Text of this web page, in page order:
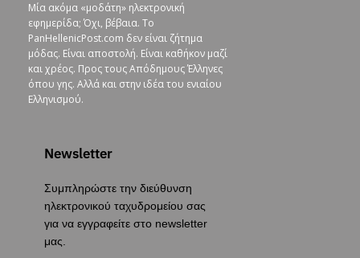
Μία ακόμα «μοδάτη» ηλεκτρονική
εφημερίδα; Όχι, βέβαια. To
PanHellenicPost.com δεν είναι ζήτημα
μόδας. Είναι αποστολή. Είναι καθήκον μαζί
και χρέος. Προς τους Απόδημους Έλληνες
όπου γης. Αλλά και στην ιδέα του ενιαίου
Ελληνισμού.
Newsletter
Συμπληρώστε την διεύθυνση
ηλεκτρονικού ταχυδρομείου σας
για να εγγραφείτε στο newsletter
μας.